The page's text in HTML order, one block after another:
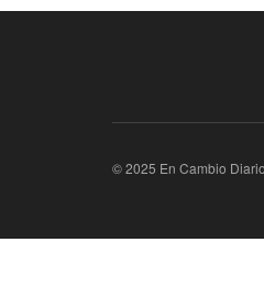
© 2025 En Cambio Diario